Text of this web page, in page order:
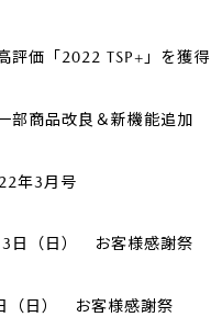
評価「2022 TSP+」を獲得
部商品改良＆新機能追加
年3月号
日（日） お客様感謝祭
（日） お客様感謝祭